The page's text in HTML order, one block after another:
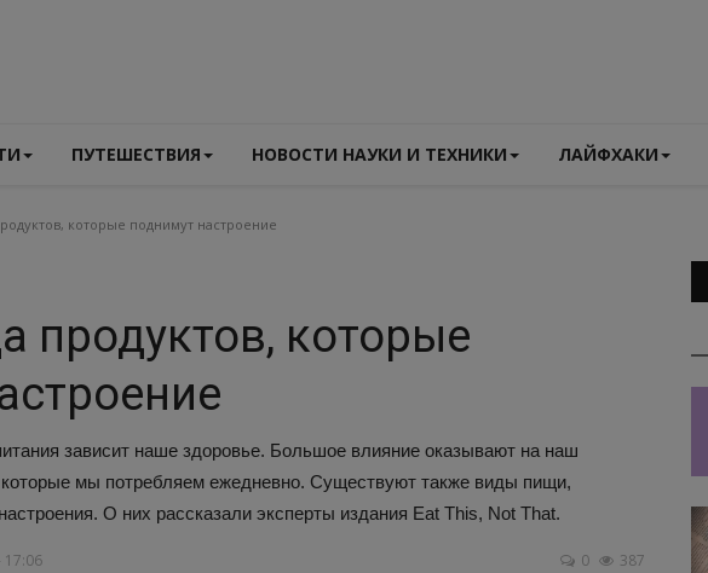
ПУТЕШЕСТВИЯ НОВОСТИ НАУКИ И ТЕХНИКИ ЛАЙФХАКИ
которые поднимут настроение
продуктов, которые
зависит наше здоровье. Большое влияние оказывают на наш
которые мы потребляем ежедневно. Существуют также виды пищи,
О них рассказали эксперты издания Eat This, Not That.
17:06 0 387